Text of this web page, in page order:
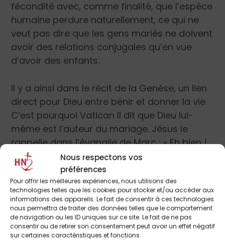
Nous respectons vos
préférences
Pour offrir les meilleures expériences, nous utilisons des
technologies telles que les cookies pour stocker et/ou accéder aux
informations des appareils. Le fait de consentir à ces technologies
nous permettra de traiter des données telles que le comportement
de navigation ou les ID uniques sur ce site. Le fait de ne pas
consentir ou de retirer son consentement peut avoir un effet négatif
sur certaines caractéristiques et fonctions.
fécondité avec, comme finalité, que l’espèce
humaine perdure naturellement, ce qui ne
veut pas dire que les gens mariés ne doivent
avoir des relations conjugales qu’en vue
d’avoir des enfants.
Il y a ainsi dans le récit de la Genèse, un lien
direct pour Dieu entre bénir et donner la vie.
C’est pourquoi Vatican II dit que Dieu lui-
même est l’auteur du mariage. Jésus le
rappelle dans l’évangile de Marc :« Eh bien !
Ce que Dieu a uni, que l’homme ne le sépare
pas »
. C’est un fait profondément inscrit
dans la nature même de l’être humain, ce
n’est pas une structure inventée par la
société.
C’est pourquoi, nul gouvernement, ni